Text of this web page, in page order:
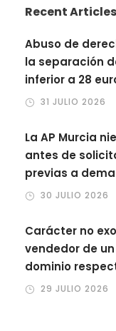
Recent Articles
Abuso de
la separación
inferior a 28
31 JULIO 2026
La AP Murcia
antes de
previas a
30 JULIO 2026
Carácter no
vendedor de
dominio
29 JULIO 2026